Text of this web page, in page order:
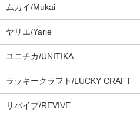
ムカイ/Mukai
ヤリエ/Yarie
ユニチカ/UNITIKA
ラッキークラフト/LUCKY CRAFT
リバイブ/REVIVE